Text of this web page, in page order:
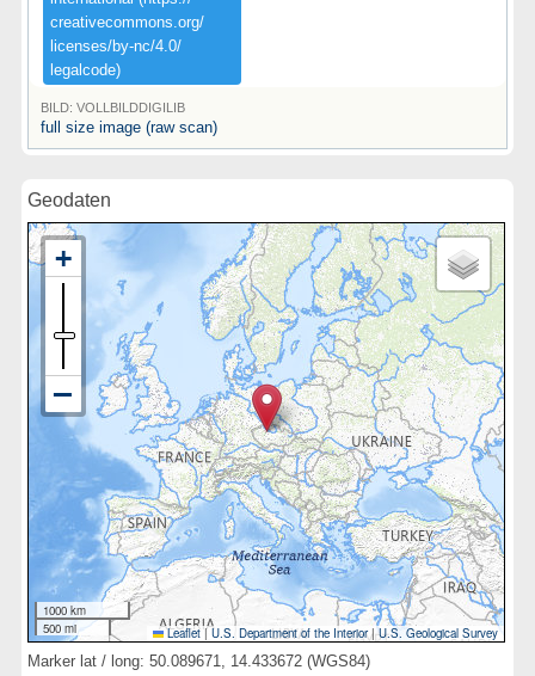
creativecommons.​org/​
licenses/​by-​nc/​4.​0/​
legalcode)​
BILD: VOLLBILDDIGILIB
full size image (raw scan)
Geodaten
1000 km
500 mi
Leaflet | U.S. Department of the Interior|U.S. Geological Survey
Marker lat / long: 50.089671, 14.433672 (WGS84)